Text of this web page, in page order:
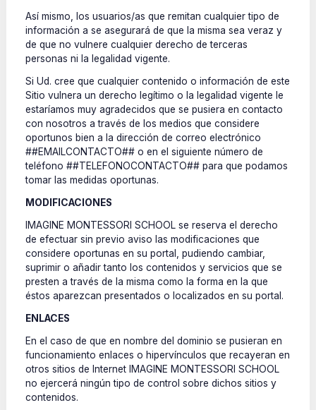
Así mismo, los usuarios/as que remitan cualquier tipo de
información a se asegurará de que la misma sea veraz y
de que no vulnere cualquier derecho de terceras
personas ni la legalidad vigente.
Si Ud. cree que cualquier contenido o información de este
Sitio vulnera un derecho legítimo o la legalidad vigente le
estaríamos muy agradecidos que se pusiera en contacto
con nosotros a través de los medios que considere
oportunos bien a la dirección de correo electrónico
##EMAILCONTACTO## o en el siguiente número de
teléfono ##TELEFONOCONTACTO## para que podamos
tomar las medidas oportunas.
MODIFICACIONES
IMAGINE MONTESSORI SCHOOL se reserva el derecho
de efectuar sin previo aviso las modificaciones que
considere oportunas en su portal, pudiendo cambiar,
suprimir o añadir tanto los contenidos y servicios que se
presten a través de la misma como la forma en la que
éstos aparezcan presentados o localizados en su portal.
ENLACES
En el caso de que en nombre del dominio se pusieran en
funcionamiento enlaces o hipervínculos que recayeran en
otros sitios de Internet IMAGINE MONTESSORI SCHOOL
no ejercerá ningún tipo de control sobre dichos sitios y
contenidos.